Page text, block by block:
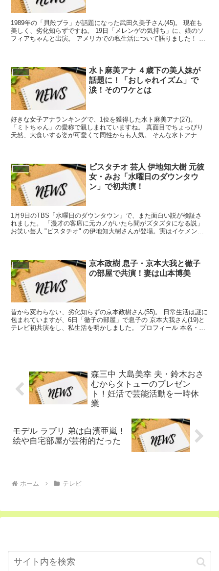
1989年の「貝殻ブラ」が話題になった武田久美子さん(45)。 現在も
美しく、劣化知らずですね。 19日「メレンゲの気持ち」に、娘のソ
フィアちゃんと出演。 アメリカでの私生活について語りました！ プ
テレビ
水ト麻美アナ ４歳下の美人妹が
話題に！「おしゃれイズム」で
涙！そのワケとは
好きな女子アナランキングで、1位を獲得した水ト麻美アナ(27)。
「ミトちゃん」の愛称で親しまれていますね。 真面目でちょっぴり
天然、大食いする姿が可愛くて同性からも人気。 そんな水トアナが4
テレビ
ピスタチオ 芸人 伊地知大樹 元彼
女・みお「水曜日のダウンタウ
ン」で初共演！
1月9日のTBS「水曜日のダウンタウン」で、また面白い説が検証さ
れました。 「漫才の客席に元カノがいたら間がズタズタになる説」
お笑い芸人 "ピスタチオ" の伊地知大樹さんが登場。実はイケメンの
テレビ
京本政樹 息子・京本大我と徹子
の部屋で共演！妻は山本博美
昔から変わらない、劣化知らずの京本政樹さん(55)。 日常生活は謎に
包まれていますが、6日「徹子の部屋」で息子の 京本大我さん(19)と
テレビ初共演をし、私生活を明かしました。 プロフィール 本名・京
森三中 大島美幸 夫・鈴木おさ
むからタトューのプレゼン
ト！妊活で芸能活動を一時休
業
モデル ラブリ 弟は白濱亜嵐！
絵や自宅部屋が芸術的だった
ホーム テレビ